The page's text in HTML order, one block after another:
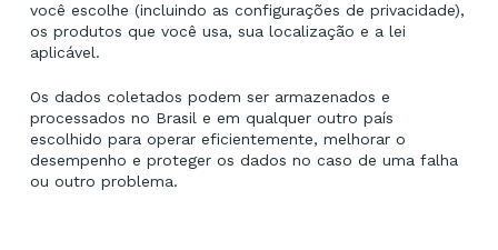
você escolhe (incluindo as configurações de privacidade),
os produtos que você usa, sua localização e a lei
aplicável.
Os dados coletados podem ser armazenados e
processados no Brasil e em qualquer outro país
escolhido para operar eficientemente, melhorar o
desempenho e proteger os dados no caso de uma falha
ou outro problema.